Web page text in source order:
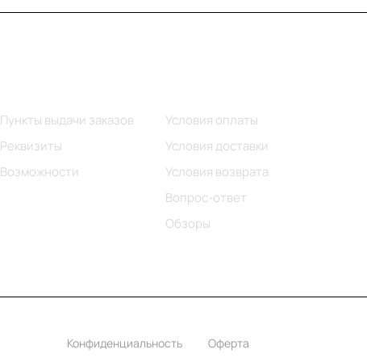
Пункты выдачи заказов
Реквизиты
Возможности
Условия оплаты
Условия доставки
Условия возврата
Вопрос-ответ
Обзоры
Конфиденциальность Оферта